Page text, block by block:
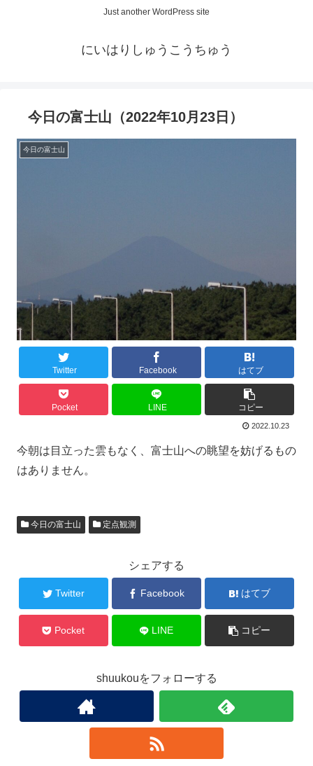
Just another WordPress site
にいはりしゅうこうちゅう
今日の富士山（2022年10月23日）
今日の富士山
Twitter Facebook はてブ
Pocket LINE コピー
2022.10.23
今朝は目立った雲もなく、富士山への眺望を妨げるもの
はありません。
今日の富士山 定点観測
シェアする
Twitter Facebook はてブ
Pocket LINE コピー
shuukouをフォローする